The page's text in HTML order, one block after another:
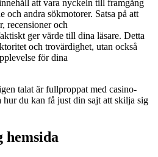
att vara nyckeln till framgång
och andra sökmotorer. Satsa på att
recensioner och
ger värde till dina läsare. Detta
och trovärdighet, utan också
för dina
talat är fullproppat med casino-
hur du kan få just din sajt att skilja sig
hemsida